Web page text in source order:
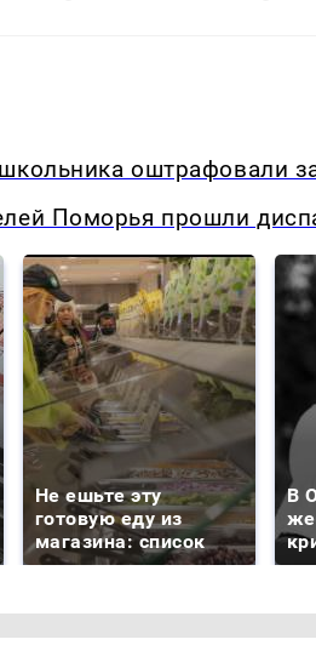
оштрафовали
Поморья прошли
Не ешьте эту
готовую еду из
магазина: список
В